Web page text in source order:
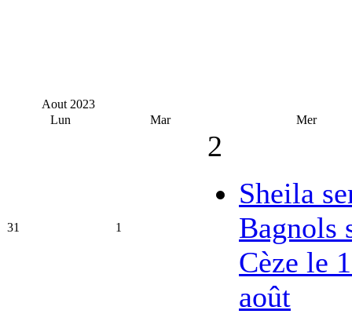
Aout 2023
Lun
Mar Mer
31 1
2
Sheila
Bagnols
Cèze le
août